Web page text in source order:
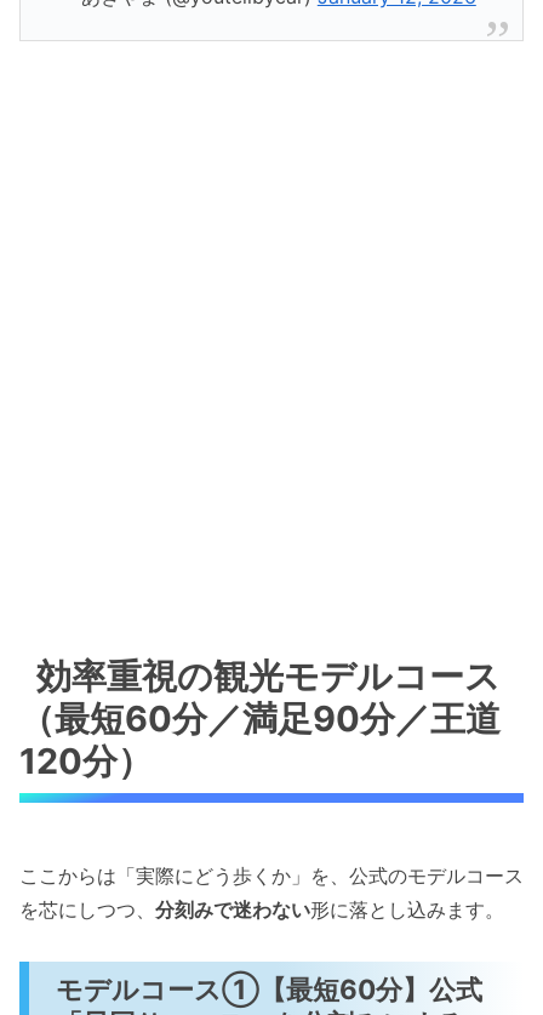
効率重視の観光モデルコース
（最短60分／満足90分／王道
120分）
ここからは「実際にどう歩くか」を、公式のモデルコース
を芯にしつつ、 分刻みで迷わない形に落とし込みます。
モデルコース①【最短60分】公式